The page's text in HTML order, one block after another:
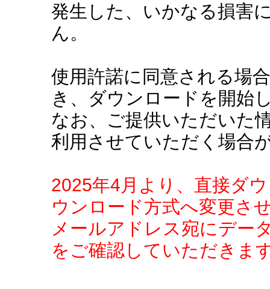
発生した、いかなる損害
ん。
使用許諾に同意される場
き、ダウンロードを開始
なお、ご提供いただいた
利用させていただく場合
2025年4月より、直接ダ
ウンロード方式へ変更さ
メールアドレス宛にデー
をご確認していただきま